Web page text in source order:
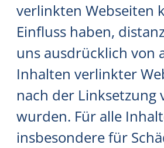
verlinkten Webseiten
Einfluss haben,
uns ausdrücklich von
Inhalten verlinkter
nach der Linksetzung
wurden. Für alle
insbesondere für